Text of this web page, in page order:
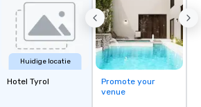
Huidige locatie
Hotel Tyrol
Promote your
venue